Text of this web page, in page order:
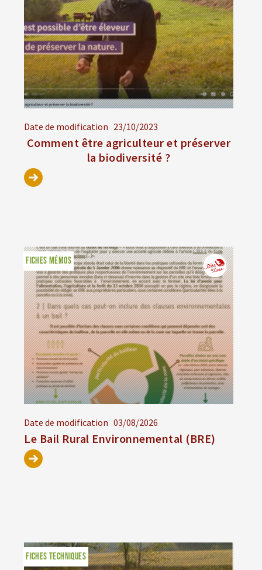
Date de modification 23/10/2023
Comment être agriculteur et préserver
la biodiversité ?
Date de modification 03/08/2026
Le Bail Rural Environnemental (BRE)
FICHES MÉMOS
FICHES TECHNIQUES